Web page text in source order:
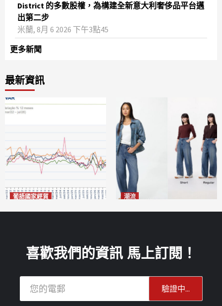
District 的多數股權，為構建全新意大利奢侈品平台邁
出第二步
米蘭, 8月 6 2026 下午3點45
更多新聞
最新資訊
葡語國家經貿 潮流
喜歡我們的資訊 馬上訂閱！